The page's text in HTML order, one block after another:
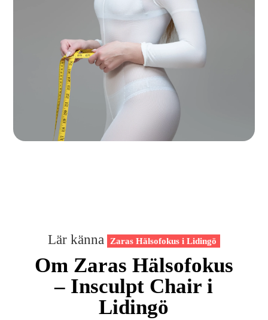
Lär känna Zaras Hälsofokus i Lidingö
Om Zaras Hälsofokus
– Insculpt Chair i
Lidingö